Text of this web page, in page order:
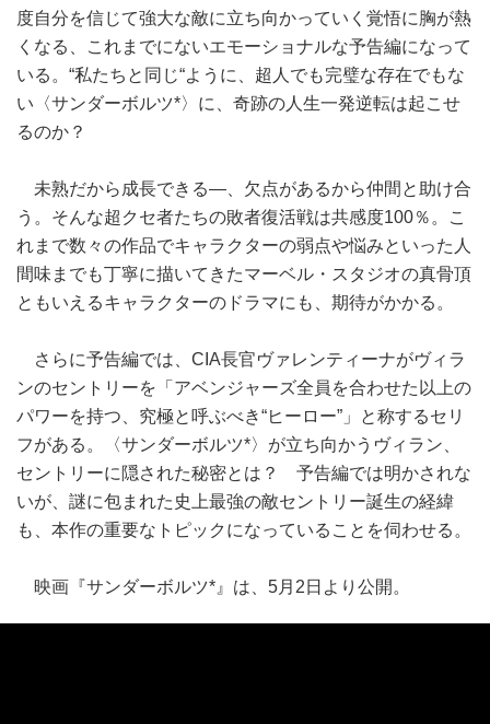
度自分を信じて強大な敵に立ち向かっていく覚悟に胸が熱
くなる、これまでにないエモーショナルな予告編になって
いる。“私たちと同じ“ように、超人でも完璧な存在でもな
い〈サンダーボルツ*〉に、奇跡の人生一発逆転は起こせ
るのか？
未熟だから成長できる―、欠点があるから仲間と助け合
う。そんな超クセ者たちの敗者復活戦は共感度100％。こ
れまで数々の作品でキャラクターの弱点や悩みといった人
間味までも丁寧に描いてきたマーベル・スタジオの真骨頂
ともいえるキャラクターのドラマにも、期待がかかる。
さらに予告編では、CIA長官ヴァレンティーナがヴィラ
ンのセントリーを「アベンジャーズ全員を合わせた以上の
パワーを持つ、究極と呼ぶべき“ヒーロー”」と称するセリ
フがある。〈サンダーボルツ*〉が立ち向かうヴィラン、
セントリーに隠された秘密とは？ 予告編では明かされな
いが、謎に包まれた史上最強の敵セントリー誕生の経緯
も、本作の重要なトピックになっていることを伺わせる。
映画『サンダーボルツ*』は、5月2日より公開。